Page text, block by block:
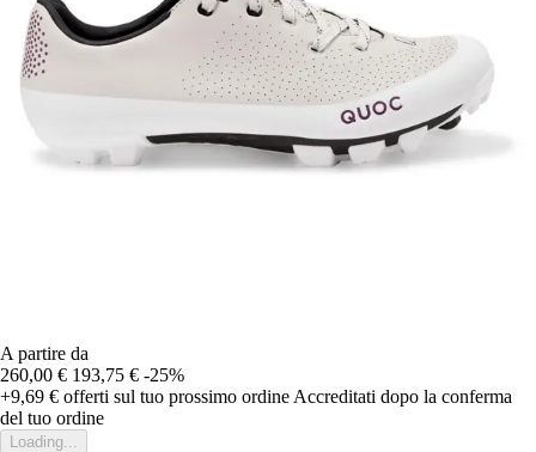
A partire da
260,00 € 193,75 € -25%
+9,69 € offerti sul tuo prossimo ordine Accreditati dopo la conferma
del tuo ordine
Loading...